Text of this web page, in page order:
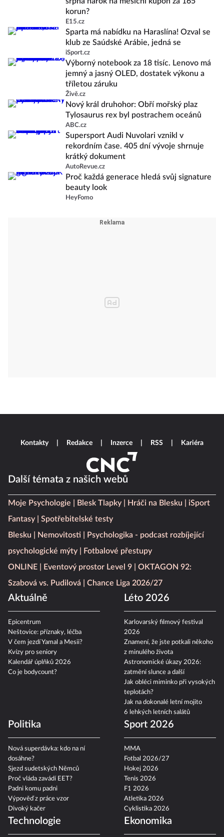
korun?
E15.cz
Sparta má nabídku na Haraslína! Ozval se
klub ze Saúdské Arábie, jedná se
iSport.cz
Výborný notebook za 18 tisíc. Lenovo má
jemný a jasný OLED, dostatek výkonu a
tříletou záruku
Živě.cz
Nový král druhohor: Obří mořský plaz
Tylosaurus rex byl postrachem oceánů
ABC.cz
Supersport Audi Nuvolari vznikl v
rekordním čase. 405 dní vývoje shrnuje
krátký dokument
AutoRevue.cz
Proč každá generace hledá svůj signature
beauty look
HeyFomo
Další témata z našich webů
Moje Psychologie Blesk Tlapky Hráči na Blesku
iSport
Fantasy
Spotřebitelské testy
Blesku
Nemovitosti
Psychologika - podcast rozbíjející
psychologické mýty
Fotbalové přestupy
ONLINE
Eventový prostor Level 9
OKTAGON 92:
Szabová vs. Pudilová
Chance Liga 2026/27
Aktuálně
Epicentrum
Neštovice: příznaky, léčba
V čem jezdí Yamal a Mesii?
Kvízy pro seniory
Kalendář úplňků 2026
Co je bodycount?
Léto 2026
Karlovarský filmový festival
2026
Znamení, že jste potkali někoho
z minulého života
Astronomické úkazy 2026:
zatmění slunce a další
Jak obléci miminko při vysokých
teplotách?
Jak na dokonalé letní mojito
6 lehkých letních salátů
Politika
Nová superdávka: kdo na ní
dosáhne?
Sjezd sudetských Němců
Proč vláda zavádí EET?
Padni komu padni
Výpověď z práce vzor
Divoký kačer
Sport 2026
MMA
Fotbal 2026/27
Hokej 2026
Tenis 2026
F1 2026
Atletika 2026
Cyklistika 2026
Technologie Ekonomika
Kontakty Redakce Inzerce RSS Kariéra